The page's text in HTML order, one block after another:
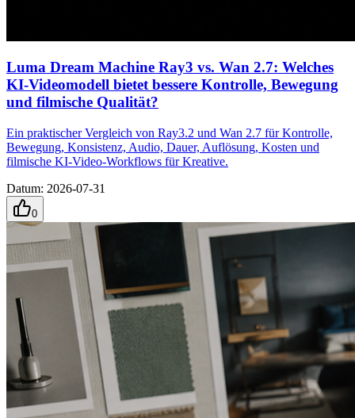
Luma Dream Machine Ray3 vs. Wan 2.7: Welches
KI-Videomodell bietet bessere Kontrolle, Bewegung
und filmische Qualität?
Ein praktischer Vergleich von Ray3.2 und Wan 2.7 für Kontrolle,
Bewegung, Konsistenz, Audio, Dauer, Auflösung, Kosten und
filmische KI-Video-Workflows für Kreative.
Datum: 2026-07-31
0